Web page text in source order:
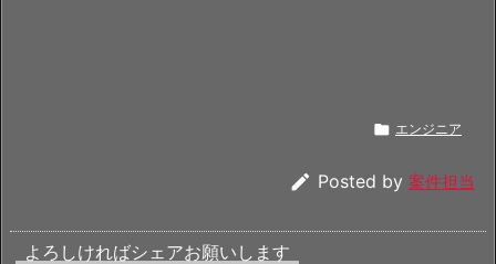
 エンジニア
 Posted by 案件担当
よろしければシェアお願いします